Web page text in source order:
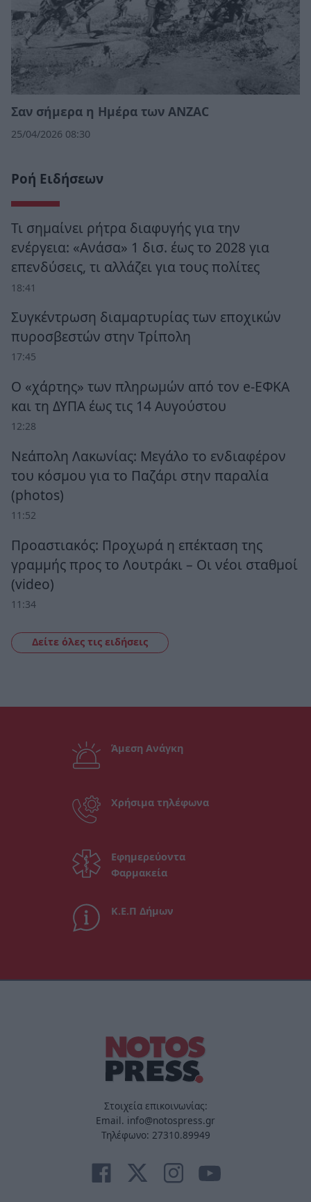
Σαν σήμερα η Ημέρα των ANZAC
25/04/2026 08:30
Ροή Ειδήσεων
Τι σημαίνει ρήτρα διαφυγής για την
ενέργεια: «Ανάσα» 1 δισ. έως το 2028 για
επενδύσεις, τι αλλάζει για τους πολίτες
18:41
Συγκέντρωση διαμαρτυρίας των εποχικών
πυροσβεστών στην Τρίπολη
17:45
Ο «χάρτης» των πληρωμών από τον e-ΕΦΚΑ
και τη ΔΥΠΑ έως τις 14 Αυγούστου
12:28
Νεάπολη Λακωνίας: Μεγάλο το ενδιαφέρον
του κόσμου για το Παζάρι στην παραλία
(photos)
11:52
Προαστιακός: Προχωρά η επέκταση της
γραμμής προς το Λουτράκι – Οι νέοι σταθμοί
(video)
11:34
Δείτε όλες τις ειδήσεις
Άμεση Ανάγκη
Χρήσιμα τηλέφωνα
Εφημερεύοντα
Φαρμακεία
Κ.Ε.Π Δήμων
Στοιχεία επικοινωνίας:
Email. info@notospress.gr
Τηλέφωνο: 27310.89949